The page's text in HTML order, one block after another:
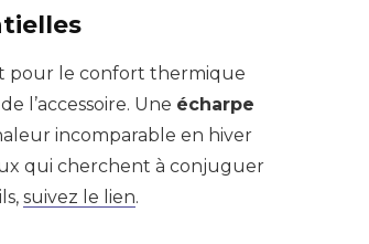
pour le confort thermique
l’accessoire. Une écharpe
incomparable en hiver
qui cherchent à conjuguer
suivez le lien.